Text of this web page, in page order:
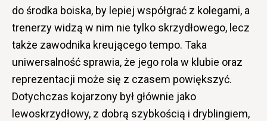
do środka boiska, by lepiej współgrać z kolegami, a
trenerzy widzą w nim nie tylko skrzydłowego, lecz
także zawodnika kreującego tempo. Taka
uniwersalność sprawia, że jego rola w klubie oraz
reprezentacji może się z czasem powiększyć.
Dotychczas kojarzony był głównie jako
lewoskrzydłowy, z dobrą szybkością i dryblingiem,